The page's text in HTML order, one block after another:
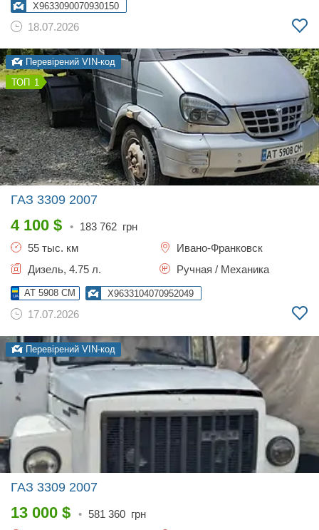
X9633090070930150
18.07.2026
Перевірений VIN-код
1
ГАЗ 3309 2007
4 100 $ • 183 762 грн
55 тыс. км
Ивано-Франковск
Дизель, 4.75 л.
Ручная / Механика
AT 5908 CM X9633104070952049
17.07.2026
Перевірений VIN-код
ГАЗ 3309 2007
13 000 $ • 581 360 грн